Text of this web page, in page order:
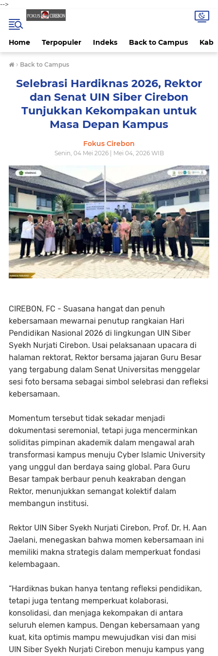
-->
Home Terpopuler Indeks Back to Campus Kab
› Back to Campus
Selebrasi Hardiknas 2026, Rektor
dan Senat UIN Siber Cirebon
Tunjukkan Kekompakan untuk
Masa Depan Kampus
Fokus Cirebon
Senin, 04 Mei 2026 | Mei 04, 2026 WIB
CIREBON, FC - Suasana hangat dan penuh
kebersamaan mewarnai penutup rangkaian Hari
Pendidikan Nasional 2026 di lingkungan UIN Siber
Syekh Nurjati Cirebon. Usai pelaksanaan upacara di
halaman rektorat, Rektor bersama jajaran Guru Besar
yang tergabung dalam Senat Universitas menggelar
sesi foto bersama sebagai simbol selebrasi dan refleksi
kebersamaan.
Momentum tersebut tidak sekadar menjadi
dokumentasi seremonial, tetapi juga mencerminkan
soliditas pimpinan akademik dalam mengawal arah
transformasi kampus menuju Cyber Islamic University
yang unggul dan berdaya saing global. Para Guru
Besar tampak berbaur penuh keakraban dengan
Rektor, menunjukkan semangat kolektif dalam
membangun institusi.
Rektor UIN Siber Syekh Nurjati Cirebon, Prof. Dr. H. Aan
Jaelani, menegaskan bahwa momen kebersamaan ini
memiliki makna strategis dalam memperkuat fondasi
kelembagaan.
“Hardiknas bukan hanya tentang refleksi pendidikan,
tetapi juga tentang memperkuat kolaborasi,
konsolidasi, dan menjaga kekompakan di antara
seluruh elemen kampus. Dengan kebersamaan yang
kuat, kita optimis mampu mewujudkan visi dan misi
UIN Siber Syekh Nurjati Cirebon menuju kampus yang